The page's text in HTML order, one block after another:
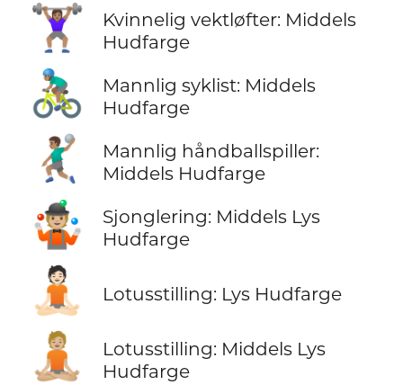
🏋🏽‍♀️
Kvinnelig vektløfter: Middels
Hudfarge
🚴🏽‍♂️
Mannlig syklist: Middels
Hudfarge
🤾🏽‍♂️
Mannlig håndballspiller:
Middels Hudfarge
🤹🏼
Sjonglering: Middels Lys
Hudfarge
🧘🏻 Lotusstilling: Lys Hudfarge
🧘🏼
Lotusstilling: Middels Lys
Hudfarge